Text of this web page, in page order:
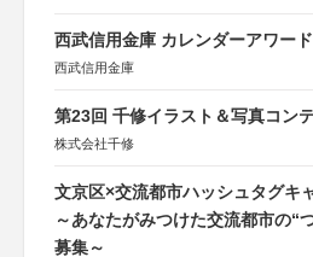
西武信用金庫 カレンダーアワー
西武信用金庫
第23回 千修イラスト＆写真コン
株式会社千修
文京区×交流都市ハッシュタグキ
～あなたがみつけた交流都市の“
募集～